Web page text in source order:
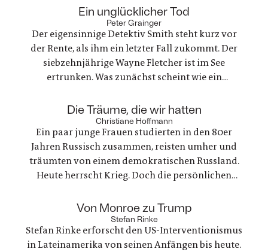
Ein unglücklicher Tod
Peter Grainger
Der eigensinnige Detektiv Smith steht kurz vor
der Rente, als ihm ein letzter Fall zukommt. Der
siebzehnjährige Wayne Fletcher ist im See
ertrunken. Was zunächst scheint wie ein
anderes heraus. Es geht um nichts weniger als die
große Frage nach Gerechtigkeit. Eine
nervenaufreibende Ermittlung beginnt
Die Träume, die wir hatten
Christiane Hoffmann
Ein paar junge Frauen studierten in den 80er
Jahren Russisch zusammen, reisten umher und
träumten von einem demokratischen Russland.
Heute herrscht Krieg. Doch die persönlichen
gerade als eine der Frauen stirbt. Ein Buch über
Trauer und Hoffnung in deutsch-ukranisch-
russischen Beziehungen
Von Monroe zu Trump
Stefan Rinke
Stefan Rinke erforscht den US-Interventionismus
in Lateinamerika von seinen Anfängen bis heute.